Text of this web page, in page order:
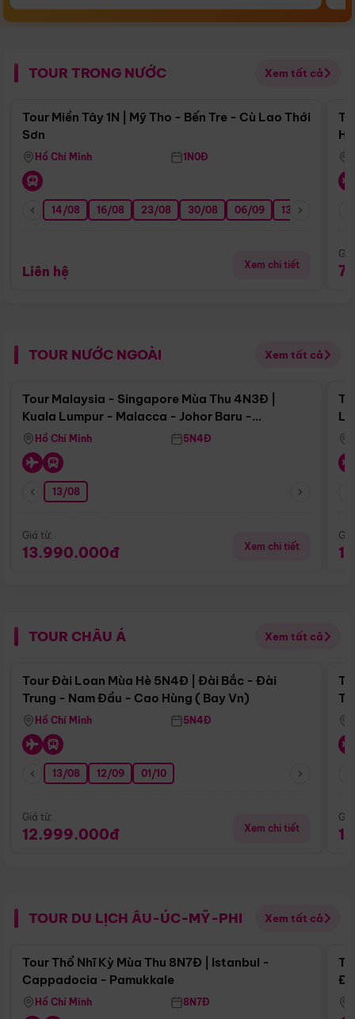
TOUR TRONG NƯỚC Xem tất cả
Điểm nổi bật
Tour Miền Tây 1N | Mỹ Tho - Bến Tre - Cù Lao Thới
Sơn
Hồ Chí Minh 1N0Đ
14/08 16/08 23/08 30/08 06/09 13/09
Liên hệ Xem chi tiết
TOUR NƯỚC NGOÀI Xem tất cả
Điểm nổi bật
Tour Malaysia - Singapore Mùa Thu 4N3Đ |
Kuala Lumpur - Malacca - Johor Baru -
Singapore
Hồ Chí Minh 5N4Đ
13/08
Giá từ:
13.990.000đ Xem chi tiết
TOUR CHÂU Á Xem tất cả
Điểm nổi bật
Tour Đài Loan Mùa Hè 5N4Đ | Đài Bắc - Đài
Trung - Nam Đầu - Cao Hùng ( Bay Vn)
Hồ Chí Minh 5N4Đ
13/08 12/09 01/10
Giá từ:
12.999.000đ Xem chi tiết
TOUR DU LỊCH ÂU-ÚC-MỸ-PHI Xem tất cả
Điểm nổi bật
Tour Thổ Nhĩ Kỳ Mùa Thu 8N7Đ | Istanbul -
Cappadocia - Pamukkale
Hồ Chí Minh 8N7Đ